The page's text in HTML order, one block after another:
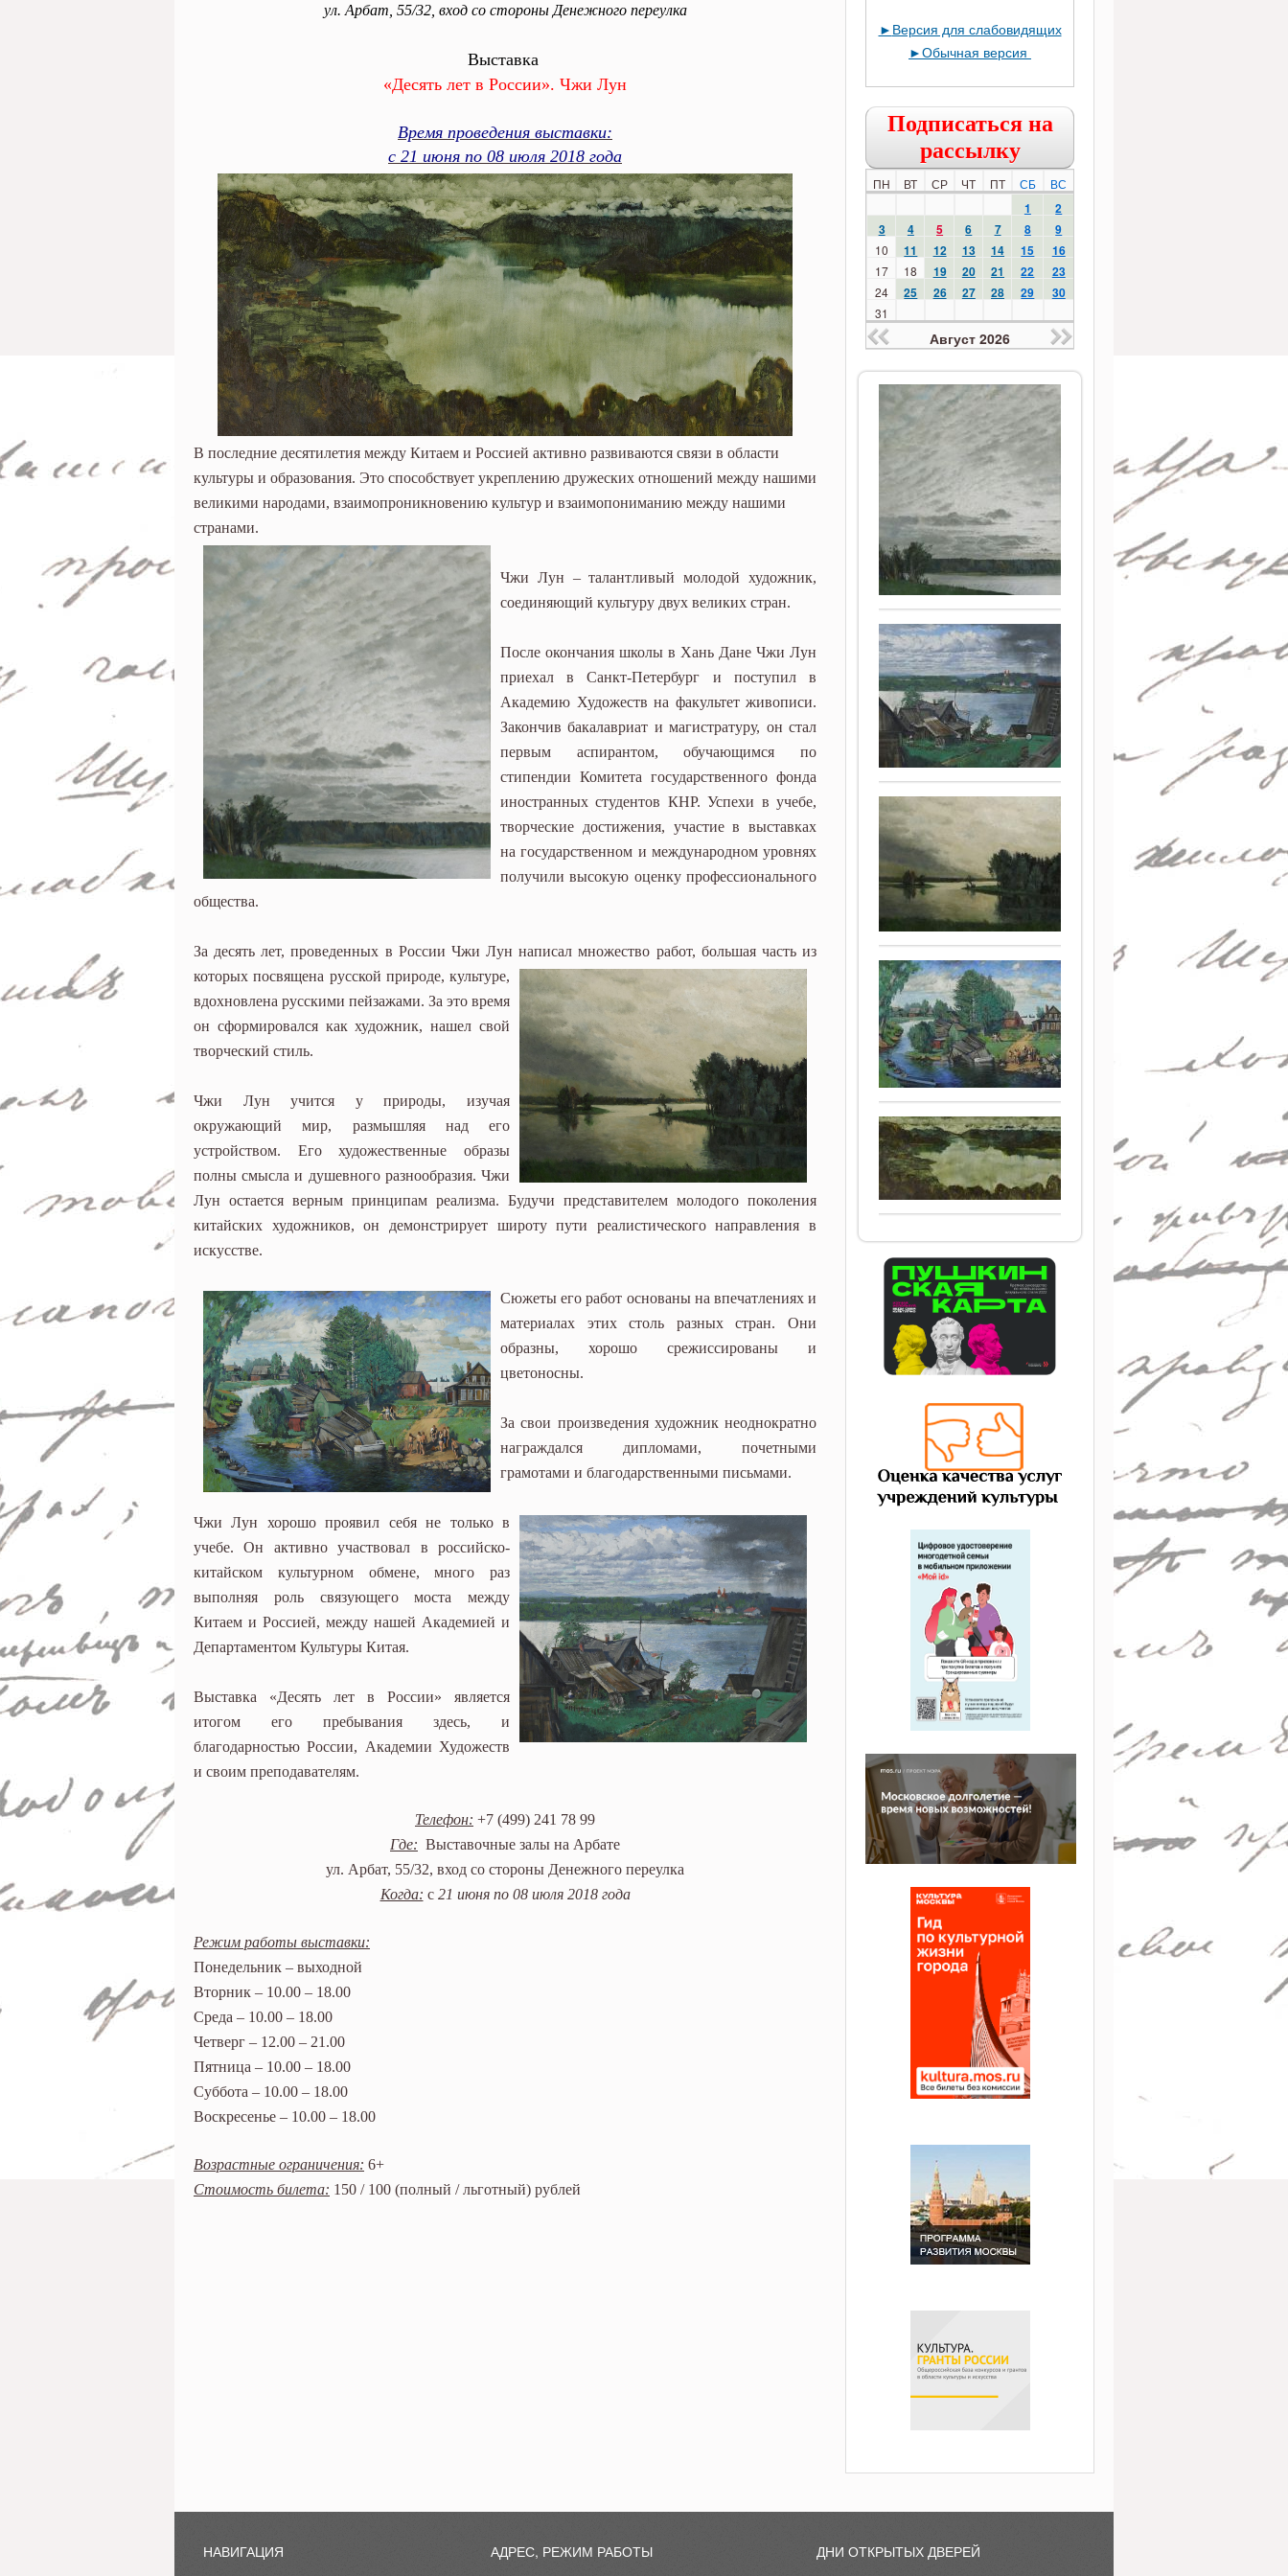
ул. Арбат, 55/32, вход со стороны Денежного переулка
Выставка
«Десять лет в России». Чжи Лун
Время проведения выставки:
с 21 июня по 08 июля 2018 года
В последние десятилетия между Китаем и Россией активно развиваются связи в области
культуры и образования. Это способствует укреплению дружеских отношений между нашими
великими народами, взаимопроникновению культур и взаимопониманию между нашими
странами.
Чжи Лун – талантливый молодой художник,
соединяющий культуру двух великих стран.
После окончания школы в Хань Дане Чжи Лун
приехал в Санкт-Петербург и поступил в
Академию Художеств на факультет живописи.
Закончив бакалавриат и магистратуру, он стал
первым аспирантом, обучающимся по
стипендии Комитета государственного фонда
иностранных студентов КНР. Успехи в учебе,
творческие достижения, участие в выставках
на государственном и международном уровнях
получили высокую оценку профессионального
общества.
За десять лет, проведенных в России Чжи Лун написал множество работ, большая часть из
которых посвящена русской природе, культуре,
вдохновлена русскими пейзажами. За это время
он сформировался как художник, нашел свой
творческий стиль.
Чжи Лун учится у природы, изучая
окружающий мир, размышляя над его
устройством. Его художественные образы
полны смысла и душевного разнообразия. Чжи
Лун остается верным принципам реализма. Будучи представителем молодого поколения
китайских художников, он демонстрирует широту пути реалистического направления в
искусстве.
Сюжеты его работ основаны на впечатлениях и
материалах этих столь разных стран. Они
образны, хорошо срежиссированы и
цветоносны.
За свои произведения художник неоднократно
награждался дипломами, почетными
грамотами и благодарственными письмами.
Чжи Лун хорошо проявил себя не только в
учебе. Он активно участвовал в российско-
китайском культурном обмене, много раз
выполняя роль связующего моста между
Китаем и Россией, между нашей Академией и
Департаментом Культуры Китая.
Выставка «Десять лет в России» является
итогом его пребывания здесь, и
благодарностью России, Академии Художеств
и своим преподавателям.
Телефон: +7 (499) 241 78 99
Где: Выставочные залы на Арбате
ул. Арбат, 55/32, вход со стороны Денежного переулка
Когда: с 21 июня по 08 июля 2018 года
Режим работы выставки:
Понедельник – выходной
Вторник – 10.00 – 18.00
Среда – 10.00 – 18.00
Четверг – 12.00 – 21.00
Пятница – 10.00 – 18.00
Суббота – 10.00 – 18.00
Воскресенье – 10.00 – 18.00
Возрастные ограничения: 6+
Стоимость билета: 150 / 100 (полный / льготный) рублей
► Версия для слабовидящих
►Обычная версия
Подписаться на
рассылку
ПН ВТ СР ЧТ ПТ СБ ВС
1
2
3
4 5 6 7 8 9
10 11 12 13 14 15 16
17 18 19 20 21 22 23
24 25 26 27 28 29 30
31
Август 2026
НАВИГАЦИЯ
АДРЕС, РЕЖИМ РАБОТЫ
ДНИ ОТКРЫТЫХ ДВЕРЕЙ